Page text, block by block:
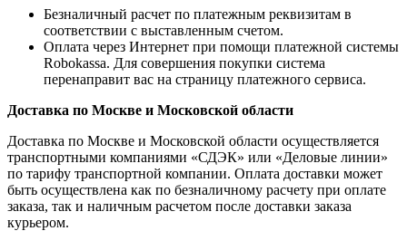
Безналичный расчет по платежным реквизитам в
соответствии с выставленным счетом.
Оплата через Интернет при помощи платежной системы
Robokassa. Для совершения покупки система
перенаправит вас на страницу платежного сервиса.
Доставка по Москве и Московской области
Доставка по Москве и Московской области осуществляется
транспортными компаниями «СДЭК» или «Деловые линии»
по тарифу транспортной компании. Оплата доставки может
быть осуществлена как по безналичному расчету при оплате
заказа, так и наличным расчетом после доставки заказа
курьером.